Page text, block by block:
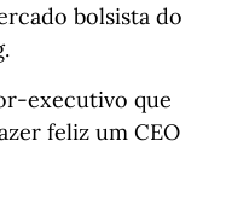
bolsista do
executivo que
feliz um CEO